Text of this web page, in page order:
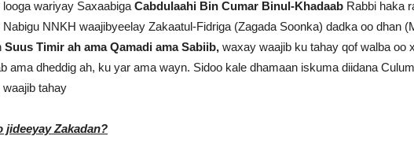
wariyay Saxaabiga Cabdulaahi Bin Cumar Binul-Khadaab Rabbi haka
Nabigu NNKH waajibyeelay Zakaatul-Fidriga (Zagada Soonka) dadka oo dhan
Suus Timir ah ama Qamadi ama Sabiib, waxay waajib ku tahay qof walba oo
ama dheddig ah, ku yar ama wayn. Sidoo kale dhamaan iskuma diidana
tahay
jideeyay Zakadan?